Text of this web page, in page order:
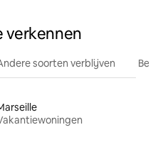
verkennen
soorten verblijven